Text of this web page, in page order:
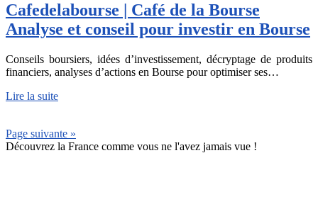
Cafedela­bour­se | Café de la Bourse
Analyse et conseil pour investir en Bourse
Conseils boursiers, idées d’investissement, décryptage de produits
financiers, analyses d’actions en Bourse pour optimiser ses…
Lire la suite
Page suivante »
Découvrez la France comme vous ne l'avez jamais vue !